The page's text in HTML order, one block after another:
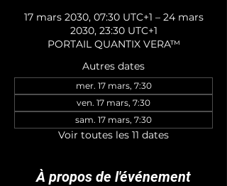
17 mars 2030, 07:30 UTC+1 – 24 mars
2030, 23:30 UTC+1
PORTAIL QUANTIX VERA™
Autres dates
mer. 17 mars, 7:30
ven. 17 mars, 7:30
sam. 17 mars, 7:30
Voir toutes les 11 dates
À propos de l'événement